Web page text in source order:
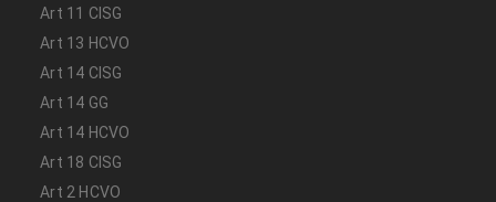
Art 11 CISG
Art 13 HCVO
Art 14 CISG
Art 14 GG
Art 14 HCVO
Art 18 CISG
Art 2 HCVO